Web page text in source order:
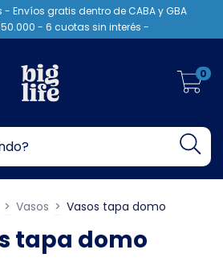
Envíos gratis dentro de CABA y GBA
- 6 cuotas sin interés -
0
> Vasos > Vasos tapa domo
tapa domo